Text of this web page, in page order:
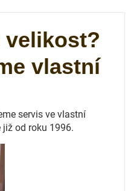
velikost?
vlastní
servis ve vlastní
již od roku 1996.